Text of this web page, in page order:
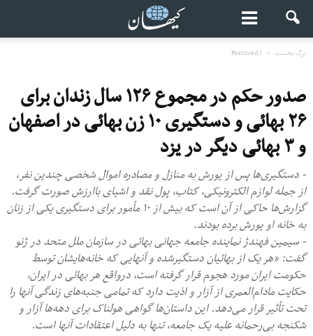
برگ نخست Featured2
صدور حکم در مجموع ۱۲۶ سال زندان برای
۲۶ بهائی و دستگیری ۱۰ زن بهائی در اصفهان
و ۳ بهائی دیگر در یزد
- دستگیری‌ها پس از یورش به منازل و مصادره اموال شخصی چندین نفر،
از جمله لوازم الکترونیکی، کتاب، پول نقد و اشیای باارزش صورت گرفت.
گزارش‌ها حاکی از آن است که بیش از ۱۰ مأمور برای دستگیری یکی از زنان
به خانه او یورش برده بودند.
- سیمین فهندژ نماینده جامعه جهانی بهائی در سازمان ملل متحد در ژنو
گفت: «هر یک از بهائیان دستگیرشده و آنهایی که خانه‌هایشان توسط
حکومت ایران مورد هجوم قرار گرفته است، درواقع هر بهائی در ایران،
حکایت مادام‌العمری از آزار و اذیت دارد که تمامی جنبه‌های زندگی آنها را
تحت تأثیر قرار می‌دهد. این داستان‌ها گواهی هولناک برای دهه‌ها آزار و
شکنجه بی‌رحمانه علیه یک جامعه، تنها به دلیل اعتقادات آنها است.